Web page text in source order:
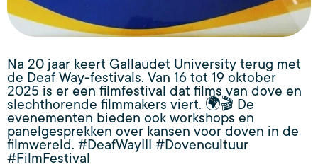
Na 20 jaar keert Gallaudet University terug met
de Deaf Way-festivals. Van 16 tot 19 oktober
2025 is er een filmfestival dat films van dove en
slechthorende filmmakers viert. 🌍🎬 De
evenementen bieden ook workshops en
panelgesprekken over kansen voor doven in de
filmwereld. #DeafWayIII #Dovencultuur
#FilmFestival